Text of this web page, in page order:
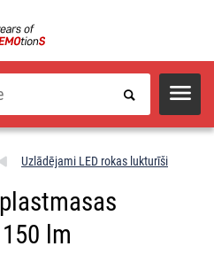
Uzlādējami LED rokas lukturīši
lm